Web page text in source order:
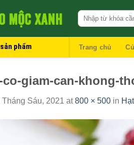
phẩm Trang chủ
co-giam-can-khong-
Tháng Sáu, 2021 at800 × 500 in